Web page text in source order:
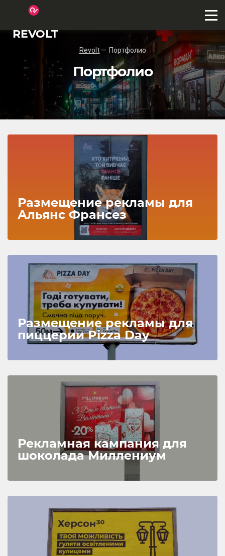
REVOLT
Revolt Портфолио
Портфолио
Размещение рекламы для
Альянс Франсез
Размещение рекламы для
пиццерии Pizza Day
Рекламная кампания для
шоколада Миллениум